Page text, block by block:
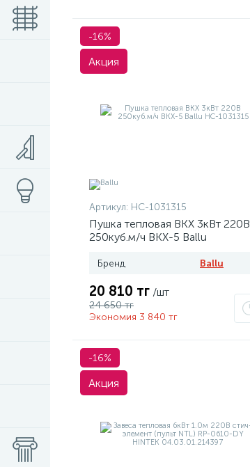
-16%
Акция
Артикул: НС-1031315
Пушка тепловая BKX 3кВт 220В
250куб.м/ч BKX-5 Ballu
Бренд Ballu
20 810 тг /шт
24 650 тг
Экономия 3 840 тг
-16%
Акция